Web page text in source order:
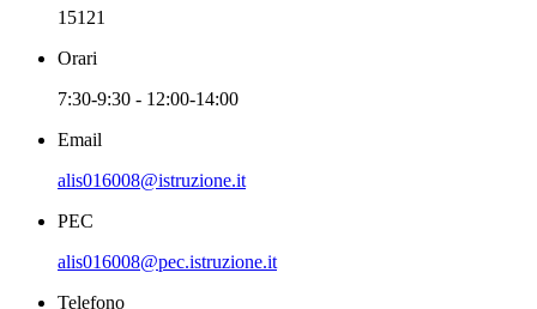
15121
Orari
7:30-9:30 - 12:00-14:00
Email
alis016008@istruzione.it
PEC
alis016008@pec.istruzione.it
Telefono